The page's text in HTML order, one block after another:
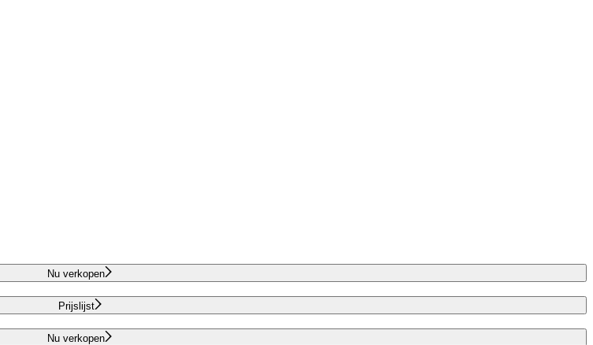
Nu verkopen
Prijslijst
Nu verkopen